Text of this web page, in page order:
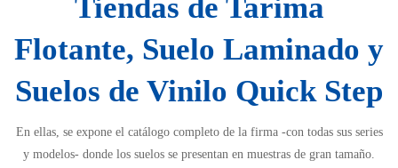
Tiendas de Tarima
Flotante, Suelo Laminado y
Suelos de Vinilo Quick Step
En ellas, se expone el catálogo completo de la firma -con todas sus series
y modelos- donde los suelos se presentan en muestras de gran tamaño.